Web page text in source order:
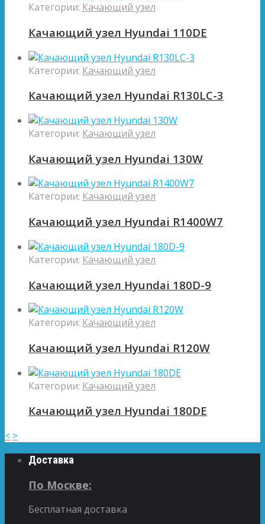
Категории: Качающий узел
Качающий узел Hyundai 110DE
Категории: Качающий узел
Качающий узел Hyundai R130LC-3
Категории: Качающий узел
Качающий узел Hyundai 130W
Категории: Качающий узел
Качающий узел Hyundai R1400W7
Категории: Качающий узел
Качающий узел Hyundai 180D-9
Категории: Качающий узел
Качающий узел Hyundai R120W
Категории: Качающий узел
Качающий узел Hyundai 180DE
< >
Доставка
По Москве:
Бесплатная доставка